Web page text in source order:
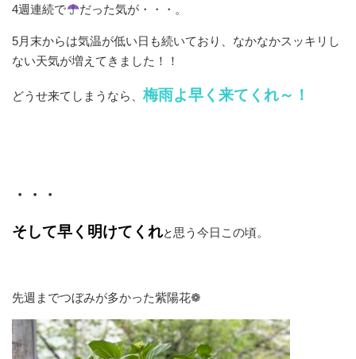
4週連続で
だった気が・・・。
5月末からは気温が低い日も続いており、なかなかスッキリし
ない天気が増えてきました！！
どうせ来てしまうなら、 梅雨よ早く来てくれ～！
・・・
そして早く明けてくれと 思う今日この頃。
先週までつぼみが多かった紫陽花❁